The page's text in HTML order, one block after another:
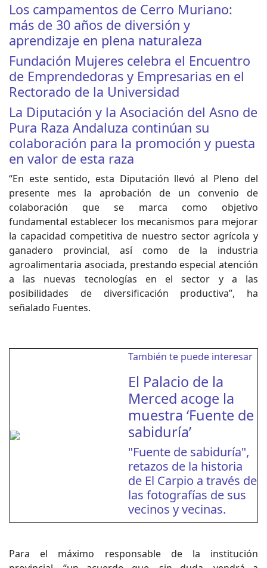
Los campamentos de Cerro Muriano:
más de 30 años de diversión y
aprendizaje en plena naturaleza
Fundación Mujeres celebra el Encuentro
de Emprendedoras y Empresarias en el
Rectorado de la Universidad
La Diputación y la Asociación del Asno de
Pura Raza Andaluza continúan su
colaboración para la promoción y puesta
en valor de esta raza
“En este sentido, esta Diputación llevó al Pleno del
presente mes la aprobación de un convenio de
colaboración que se marca como objetivo
fundamental establecer los mecanismos para mejorar
la capacidad competitiva de nuestro sector agrícola y
ganadero provincial, así como de la industria
agroalimentaria asociada, prestando especial atención
a las nuevas tecnologías en el sector y a las
posibilidades de diversificación productiva”, ha
señalado Fuentes.
También te puede interesar
El Palacio de la
Merced acoge la
muestra ‘Fuente de
sabiduría’
"Fuente de sabiduría",
retazos de la historia
de El Carpio a través de
las fotografías de sus
vecinos y vecinas.
Para el máximo responsable de la institución